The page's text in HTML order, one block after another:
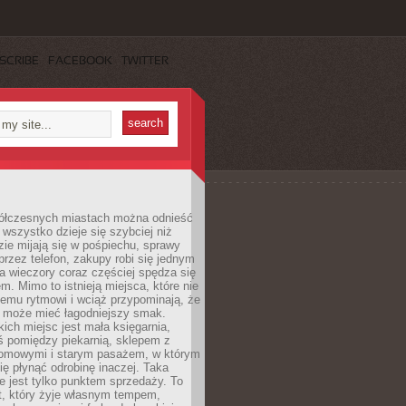
FACEBOOK TWITTER
miastach można odnieść
wszystko dzieje się szybciej niż
mijają się w pośpiechu, sprawy
telefon, zakupy robi się jednym
wieczory coraz częściej spędza się
Mimo to istnieją miejsca, które nie
rytmowi i wciąż przypominają, że
mieć łagodniejszy smak.
miejsc jest mała księgarnia,
pomiędzy piekarnią, sklepem z
i starym pasażem, w którym
płynąć odrobinę inaczej. Taka
jest tylko punktem sprzedaży. To
który żyje własnym tempem,